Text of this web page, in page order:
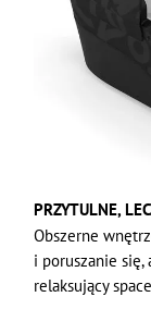
PRZYTULNE,
Obszerne
i poruszanie się,
relaksujący